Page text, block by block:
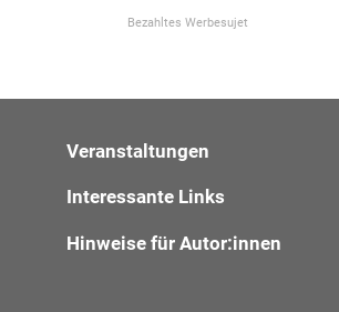
Bezahltes Werbesujet
Veranstaltungen
Interessante Links
Hinweise für Autor:innen